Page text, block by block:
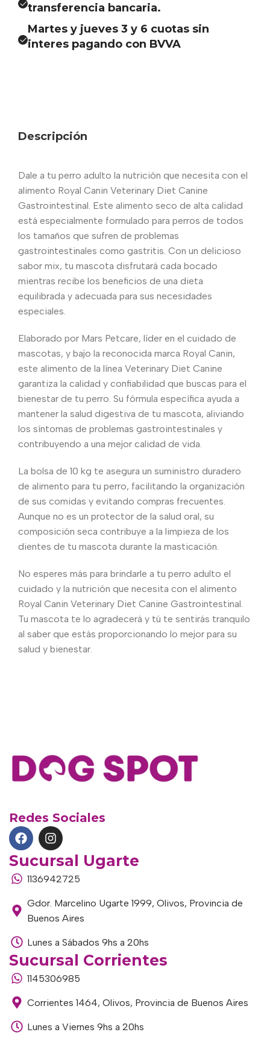
transferencia bancaria.
Martes y jueves 3 y 6 cuotas sin
interes pagando con BVVA
Descripción
Dale a tu perro adulto la nutrición que necesita con el
alimento Royal Canin Veterinary Diet Canine
Gastrointestinal. Este alimento seco de alta calidad
está especialmente formulado para perros de todos
los tamaños que sufren de problemas
gastrointestinales como gastritis. Con un delicioso
sabor mix, tu mascota disfrutará cada bocado
mientras recibe los beneficios de una dieta
equilibrada y adecuada para sus necesidades
especiales.
Elaborado por Mars Petcare, líder en el cuidado de
mascotas, y bajo la reconocida marca Royal Canin,
este alimento de la línea Veterinary Diet Canine
garantiza la calidad y confiabilidad que buscas para el
bienestar de tu perro. Su fórmula específica ayuda a
mantener la salud digestiva de tu mascota, aliviando
los síntomas de problemas gastrointestinales y
contribuyendo a una mejor calidad de vida.
La bolsa de 10 kg te asegura un suministro duradero
de alimento para tu perro, facilitando la organización
de sus comidas y evitando compras frecuentes.
Aunque no es un protector de la salud oral, su
composición seca contribuye a la limpieza de los
dientes de tu mascota durante la masticación.
No esperes más para brindarle a tu perro adulto el
cuidado y la nutrición que necesita con el alimento
Royal Canin Veterinary Diet Canine Gastrointestinal.
Tu mascota te lo agradecerá y tú te sentirás tranquilo
al saber que estás proporcionando lo mejor para su
salud y bienestar.
Redes Sociales
Sucursal Ugarte
1136942725
Gdor. Marcelino Ugarte 1999, Olivos, Provincia de
Buenos Aires
Lunes a Sábados 9hs a 20hs
Sucursal Corrientes
1145306985
Corrientes 1464, Olivos, Provincia de Buenos Aires
Lunes a Viernes 9hs a 20hs